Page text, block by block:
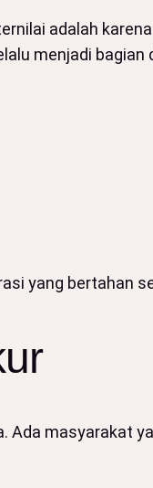
adalah
menjadi bagian
yang bertahan
masyarakat